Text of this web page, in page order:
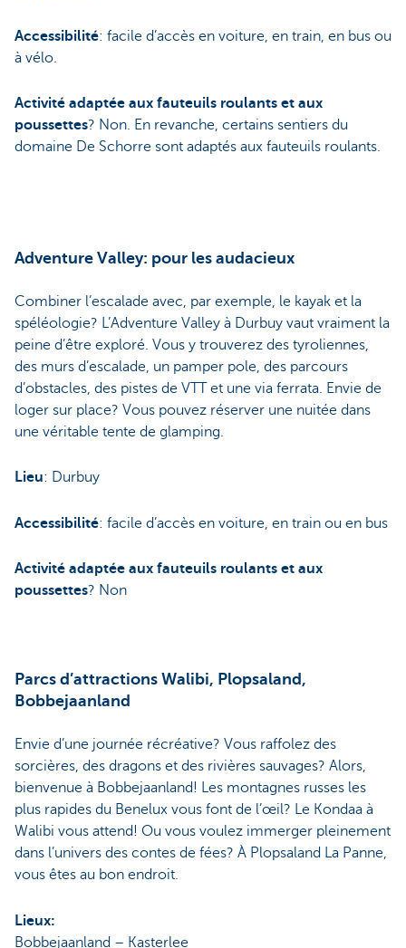
Accessibilité: facile d’accès en voiture, en train, en bus ou
à vélo.
Activité adaptée aux fauteuils roulants et aux
poussettes? Non. En revanche, certains sentiers du
domaine De Schorre sont adaptés aux fauteuils roulants.
Adventure Valley: pour les audacieux
Combiner l’escalade avec, par exemple, le kayak et la
spéléologie? L’Adventure Valley à Durbuy vaut vraiment la
peine d’être exploré. Vous y trouverez des tyroliennes,
des murs d’escalade, un pamper pole, des parcours
d’obstacles, des pistes de VTT et une via ferrata. Envie de
loger sur place? Vous pouvez réserver une nuitée dans
une véritable tente de glamping.
Lieu: Durbuy
Accessibilité: facile d’accès en voiture, en train ou en bus
Activité adaptée aux fauteuils roulants et aux
poussettes? Non
Parcs d’attractions Walibi, Plopsaland,
Bobbejaanland
Envie d’une journée récréative? Vous raffolez des
sorcières, des dragons et des rivières sauvages? Alors,
bienvenue à Bobbejaanland! Les montagnes russes les
plus rapides du Benelux vous font de l’œil? Le Kondaa à
Walibi vous attend! Ou vous voulez immerger pleinement
dans l’univers des contes de fées? À Plopsaland La Panne,
vous êtes au bon endroit.
Lieux:
Bobbejaanland – Kasterlee